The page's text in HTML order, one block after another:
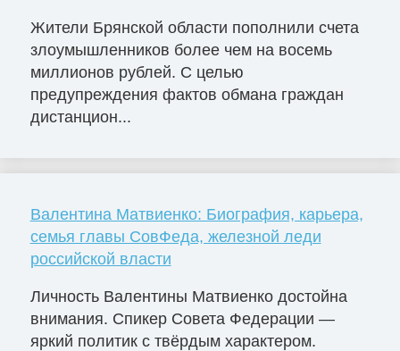
Жители Брянской области пополнили счета
злоумышленников более чем на восемь
миллионов рублей. С целью
предупреждения фактов обмана граждан
дистанцион...
Валентина Матвиенко: Биография, карьера,
семья главы СовФеда, железной леди
российской власти
Личность Валентины Матвиенко достойна
внимания. Спикер Совета Федерации —
яркий политик с твёрдым характером.